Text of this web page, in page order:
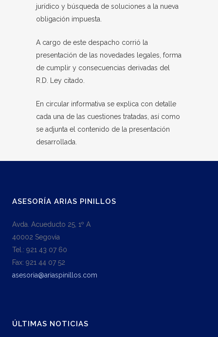
jurídico y búsqueda de soluciones a la nueva
obligación impuesta.
A cargo de este despacho corrió la
presentación de las novedades legales, forma
de cumplir y consecuencias derivadas del
R.D. Ley citado.
En circular informativa se explica con detalle
cada una de las cuestiones tratadas, así como
se adjunta el contenido de la presentación
desarrollada.
ASESORÍA ARIAS PINILLOS
Avda. Acueducto 25, 1º A
40002 Segovia
Tel.: 921 43 07 60
Fax: 921 44 07 52
asesoria@ariaspinillos.com
ÚLTIMAS NOTICIAS